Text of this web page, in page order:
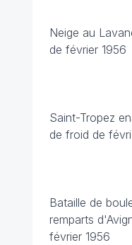
Neige au
de février 1956
Saint-Tropez
de froid de
Bataille de
remparts
février 1956